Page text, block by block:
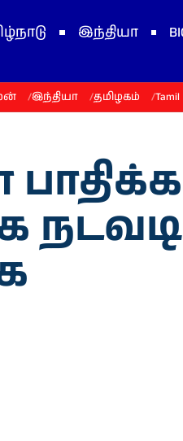
இந்தியா
இந்தியா தமிழகம்